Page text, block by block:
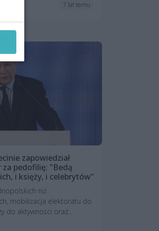
7 lat temu
zapowiedział
pedofilię: "Bedą
i księży, i celebrytów"
niż
mobilizacja elektoratu do
do aktywności oraz...